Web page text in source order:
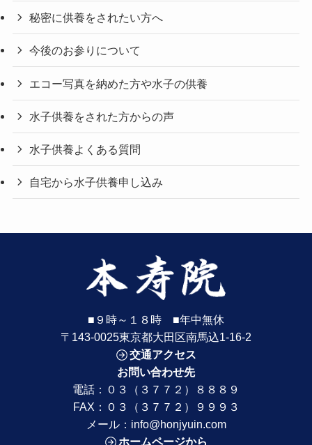
秘密に供養をされたい方へ
今後のお参りについて
エコー写真を納めた方や水子の供養
水子供養をされた方からの声
水子供養よくある質問
自宅から水子供養申し込み
■９時～１８時 ■年中無休
〒143-0025東京都大田区南馬込1-16-2
交通アクセス
お問い合わせ先
電話： ０３（３７７２）８８８９
FAX：０３（３７７２）９９９３
メール： info@honjyuin.com
ホームページから